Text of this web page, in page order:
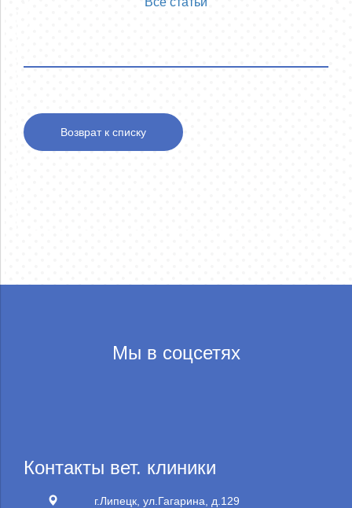
Возврат к списку
Мы в соцсетях
Контакты вет. клиники
г.Липецк, ул.Гагарина, д.129